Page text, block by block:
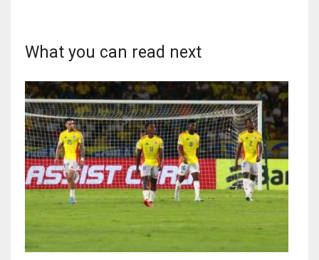
What you can read next